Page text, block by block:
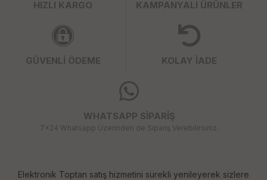
HIZLI KARGO KAMPANYALI ÜRÜNLER
GÜVENLİ ÖDEME KOLAY İADE
WHATSAPP SİPARİŞ
7x24 Whatsapp Üzerinden de Sipariş Verebilirsiniz.
Elektronik Toptan satış hizmetini sürekli yenileyerek sizlere